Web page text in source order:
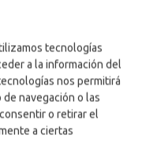
tecnologías
a la información del
nos permitirá
navegación o las
o retirar el
a ciertas